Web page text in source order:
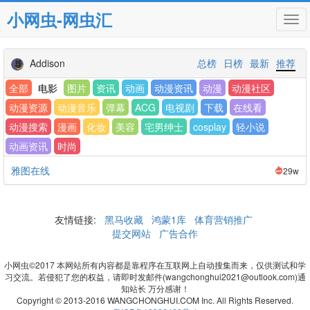
小网虫-网虫汇
Addison 推荐
最新
日榜
总榜
全部
电影 图片 资讯 动画 动漫资讯 动漫
动漫社区
动漫资源
动漫音乐 弹幕 ACG 电视剧 下载
在线看
动漫搜索
漫画 化妆 美容 宅男绅士 cosplay
轻小说
动画资讯
时尚
雅图在线
29w
友情链接: 黑马收藏 鸿蒙1库 体育营销推广
提交网站
广告合作
小网虫©2017 本网站所有内容都是靠程序在互联网上自动搜集而来，仅供测试和学
习交流。若侵犯了您的权益，请即时发邮件(wangchonghui2021@outlook.com)通
知站长 万分感谢！
Copyright © 2013-2016 WANGCHONGHUI.COM Inc. All Rights Reserved.